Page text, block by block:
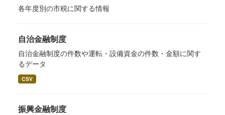
各年度別の市税に関する情報
自治金融制度
自治金融制度の件数や運転・設備資金の件数・金額に関す
るデータ
CSV
振興金融制度